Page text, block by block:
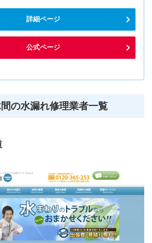
詳細ページ
公式ページ
の水漏れ修理業者一覧